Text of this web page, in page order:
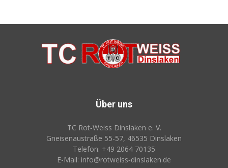
Über uns
TC Rot‑Weiss Dinslaken e. V.
Gneisenaustraße 55-57, 46535 Dinslaken
Telefon: +49 2064 70135
E-Mail: info@rotweiss‑dinslaken.de